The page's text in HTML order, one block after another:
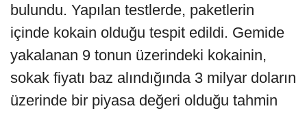
bulundu. Yapılan testlerde, paketlerin
içinde kokain olduğu tespit edildi. Gemide
yakalanan 9 tonun üzerindeki kokainin,
sokak fiyatı baz alındığında 3 milyar doların
üzerinde bir piyasa değeri olduğu tahmin